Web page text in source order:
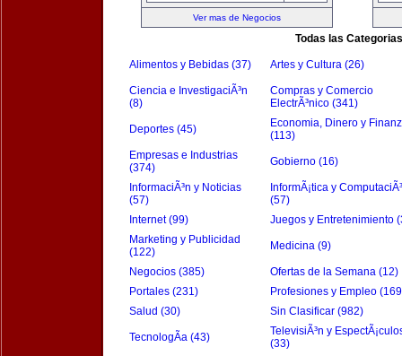
Ver mas de Negocios
Todas las Categorias
Alimentos y Bebidas (37) Artes y Cultura (26)
Ciencia e InvestigaciÃ³n
(8)
Compras y Comercio
ElectrÃ³nico (341)
Deportes (45)
Economia, Dinero y
(113)
Empresas e Industrias
(374)
Gobierno (16)
InformaciÃ³n y Noticias
(57)
InformÃ¡tica y
(57)
Internet (99)
Juegos y Entretenimiento
Marketing y Publicidad
(122)
Medicina (9)
Negocios (385)
Ofertas de la Semana (12)
Portales (231)
Profesiones y Empleo
Salud (30)
Sin Clasificar (982)
TecnologÃ­a (43)
TelevisiÃ³n y
(33)